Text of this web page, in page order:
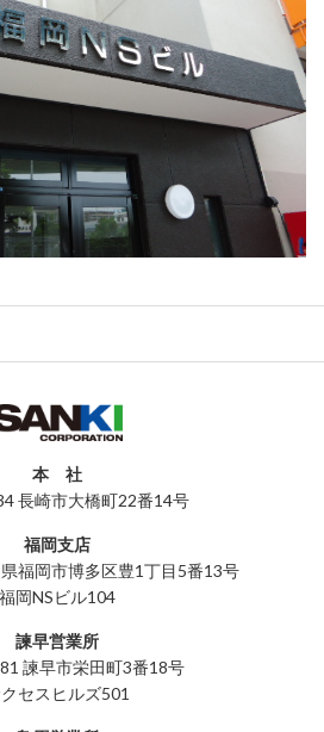
本 社
長崎市大橋町22番14号
福岡支店
福岡市博多区豊1丁目5番13号
福岡NSビル104
諫早営業所
諫早市栄田町3番18号
セスヒルズ501